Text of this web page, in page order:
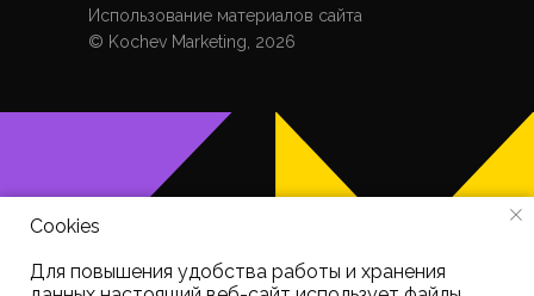
Cookies
Для повышения удобства работы и хранения
© Kochev Marketing, 2026
Использование материалов сайта